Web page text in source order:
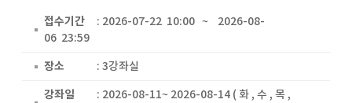
접수기간
: 2026-07-22 10:00 ~ 2026-08-
06 23:59
장소
: 3강좌실
강좌일
: 2026-08-11~ 2026-08-14 ( 화 , 수 , 목 ,